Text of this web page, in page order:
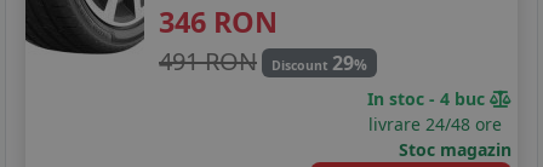
346 RON
491 RON Discount 29%
In stoc - 4 buc
livrare 24/48 ore
Stoc magazin